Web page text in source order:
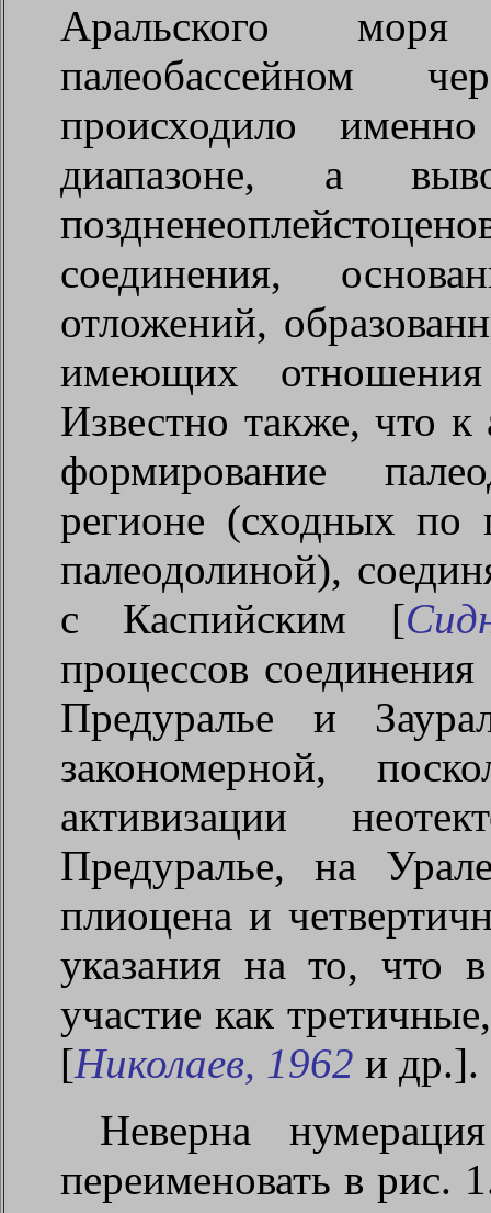
Аральского
палеобассейном
происходило
диапазоне, а
соединения,
отложений,
имеющих
Известно также, что
формирование
регионе (сходных по
палеодолиной),
с Каспийским [
процессов
Предуралье и
закономерной,
активизации
Предуралье, на
плиоцена и
указания на то, что
участие как
[Николаев, 1962 и др.].
Неверна
переименовать в рис.